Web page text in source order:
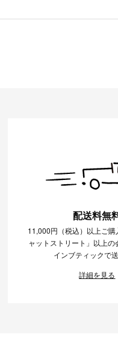
配送料無
11,000円（税込）以上ご購
ャットストリート」以上の
インブティックで
詳細を見る